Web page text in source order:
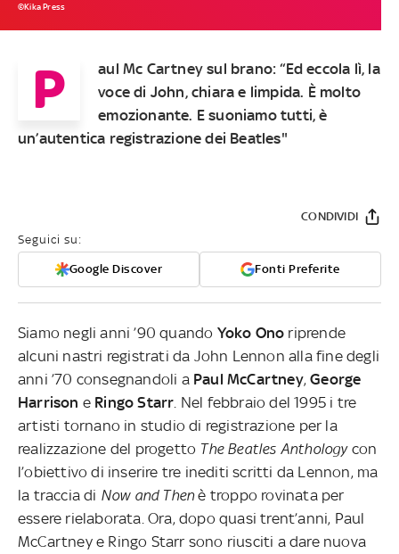
©Kika Press
P
aul Mc Cartney sul brano: “Ed eccola lì, la
voce di John, chiara e limpida. È molto
emozionante. E suoniamo tutti, è
un’autentica registrazione dei Beatles"
Seguici su:
Google Discover Fonti Preferite
CONDIVIDI
Siamo negli anni ’90 quando Yoko Ono riprende
alcuni nastri registrati da John Lennon alla fine degli
anni ’70 consegnandoli a Paul McCartney,George
Harrison e Ringo Starr . Nel febbraio del 1995 i tre
artisti tornano in studio di registrazione per la
realizzazione del progetto The Beatles Anthologycon
l’obiettivo di inserire tre inediti scritti da Lennon, ma
la traccia di Now and Thenè troppo rovinata per
essere rielaborata. Ora, dopo quasi trent’anni, Paul
McCartney e Ringo Starr sono riusciti a dare nuova